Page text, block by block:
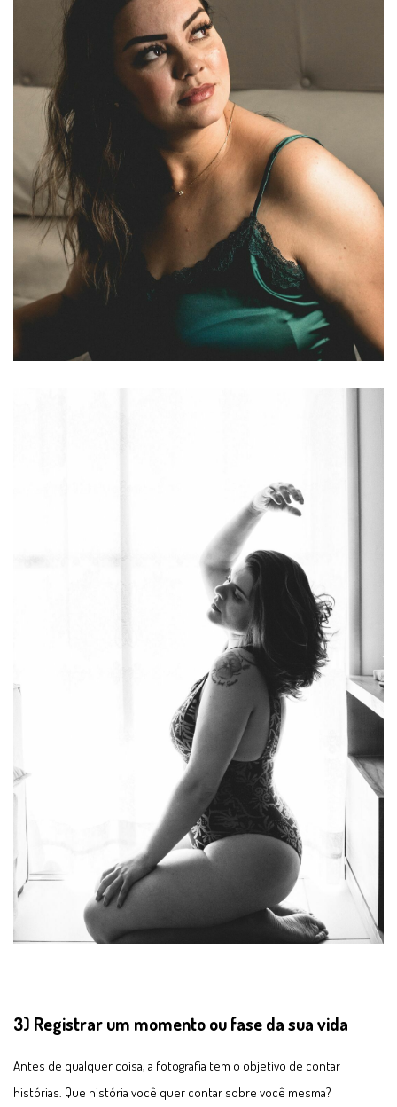
3) Registrar um momento ou fase da sua vida
Antes de qualquer coisa, a fotografia tem o objetivo de contar
histórias. Que história você quer contar sobre você mesma?